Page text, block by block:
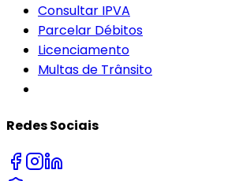
Consultar IPVA
Parcelar Débitos
Licenciamento
Multas de Trânsito
Redes Sociais